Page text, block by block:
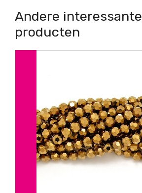
Andere interessante
producten